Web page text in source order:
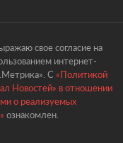
свое согласие на
интернет-
С «Политикой
Новостей» в отношении
о реализуемых
ознакомлен.